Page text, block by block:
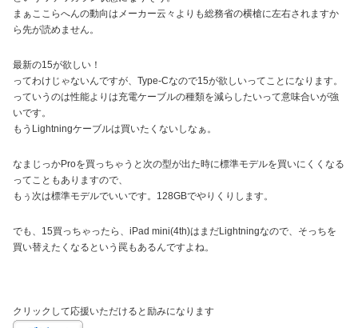
まぁここらへんの動向はメーカー云々よりも総務省の横槍に左右されますか
ら先が読めません。
最新の15が欲しい！
ってわけじゃないんですが、Type-Cなので15が欲しいってことになります。
っていうのは性能よりは充電ケーブルの種類を減らしたいって意味合いが強
いです。
もうLightningケーブルは買いたくないしなぁ。
なまじっかProを買っちゃうと次の型が出た時に標準モデルを買いにくくなる
ってこともありますので、
もぅ次は標準モデルでいいです。128GBでやりくりします。
でも、15買っちゃったら、iPad mini(4th)はまだLightningなので、そっちを
買い替えたくなるという罠もあるんですよね。
クリックして応援いただけると励みになります